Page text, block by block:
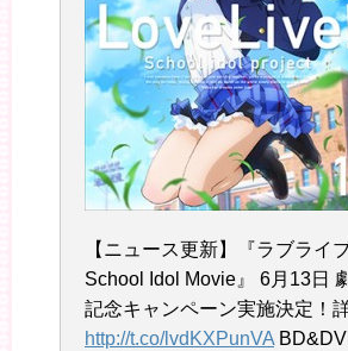
【ニュース更新】『ラブライ
School Idol Movie』 6月13日
記念キャンペーン実施決定！
http://t.co/lvdKXPunVA